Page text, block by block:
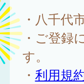
・八千代
・ご登録
す。
・ 利用規